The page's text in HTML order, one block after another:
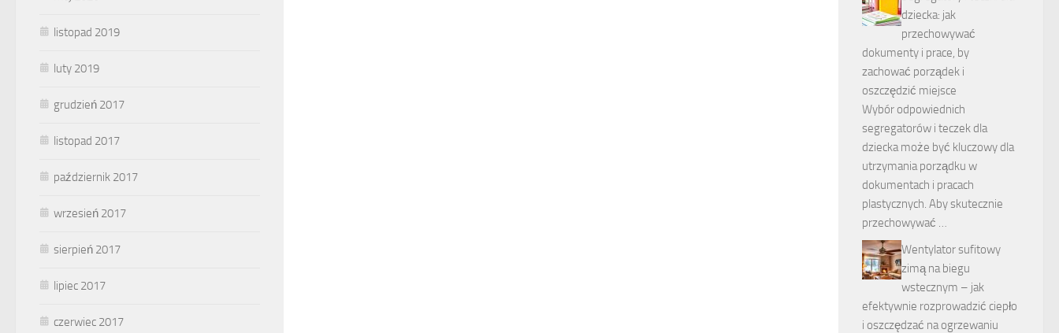
listopad 2019
luty 2019
grudzień 2017
listopad 2017
październik 2017
wrzesień 2017
sierpień 2017
lipiec 2017
czerwiec 2017
dziecka: jak
przechowywać
dokumenty i prace, by
zachować porządek i
oszczędzić miejsce
Wybór odpowiednich
segregatorów i teczek dla
dziecka może być kluczowy dla
utrzymania porządku w
dokumentach i pracach
plastycznych. Aby skutecznie
przechowywać …
Wentylator sufitowy
zimą na biegu
wstecznym – jak
efektywnie rozprowadzić ciepło
i oszczędzać na ogrzewaniu